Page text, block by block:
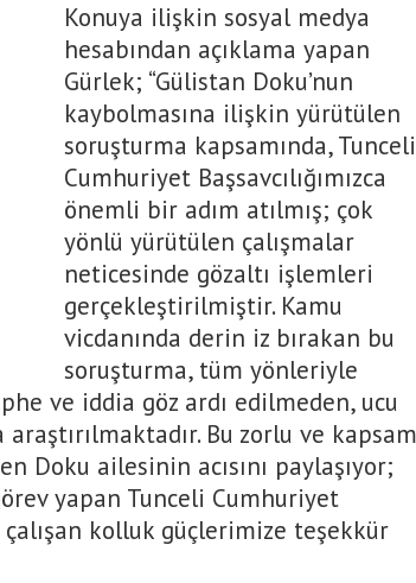
Konuya ilişkin sosyal medya
hesabından açıklama yapan
Gürlek; “Gülistan Doku’nun
kaybolmasına ilişkin yürütülen
soruşturma kapsamında, Tunceli
Cumhuriyet Başsavcılığımızca
önemli bir adım atılmış; çok
yönlü yürütülen çalışmalar
neticesinde gözaltı işlemleri
gerçekleştirilmiştir. Kamu
vicdanında derin iz bırakan bu
soruşturma, tüm yönleriyle
ve iddia göz ardı edilmeden, ucu
Bu zorlu ve
Doku ailesinin acısını paylaşıyor;
yapan Tunceli Cumhuriyet
çalışan kolluk güçlerimize teşekkür